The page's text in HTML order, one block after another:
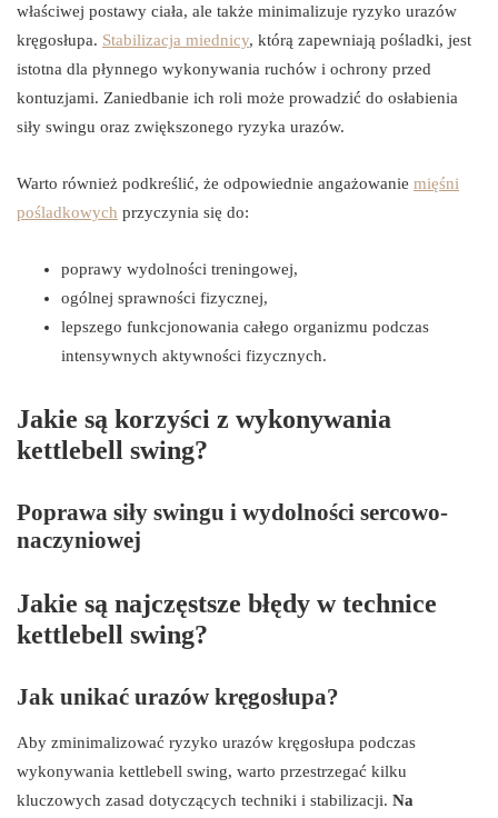
właściwej postawy ciała, ale także minimalizuje ryzyko urazów
kręgosłupa. Stabilizacja miednicy, którą zapewniają pośladki, jest
istotna dla płynnego wykonywania ruchów i ochrony przed
kontuzjami. Zaniedbanie ich roli może prowadzić do osłabienia
siły swingu oraz zwiększonego ryzyka urazów.
Warto również podkreślić, że odpowiednie angażowanie mięśni
pośladkowych przyczynia się do:
poprawy wydolności treningowej,
ogólnej sprawności fizycznej,
lepszego funkcjonowania całego organizmu podczas
intensywnych aktywności fizycznych.
Jakie są korzyści z wykonywania
kettlebell swing?
Poprawa siły swingu i wydolności sercowo-
naczyniowej
Jakie są najczęstsze błędy w technice
kettlebell swing?
Jak unikać urazów kręgosłupa?
Aby zminimalizować ryzyko urazów kręgosłupa podczas
wykonywania kettlebell swing, warto przestrzegać kilku
kluczowych zasad dotyczących techniki i stabilizacji. Na